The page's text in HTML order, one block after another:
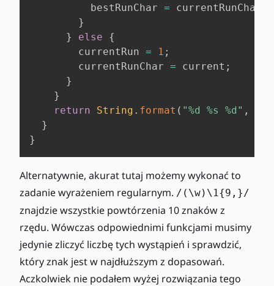
          bestRunChar
= currentRunChar
}
}
else
{
        currentRun
= 1 ;
        currentRunChar
= current ;
}
}
return
String . format ( "%d %s %d" ,
}
}
Alternatywnie, akurat tutaj możemy wykonać to
zadanie wyrażeniem regularnym. /(\w)\1{9,}/
znajdzie wszystkie powtórzenia 10 znaków z
rzędu. Wówczas odpowiednimi funkcjami musimy
jedynie zliczyć liczbę tych wystąpień i sprawdzić,
który znak jest w najdłuższym z dopasowań.
Aczkolwiek nie podałem wyżej rozwiązania tego